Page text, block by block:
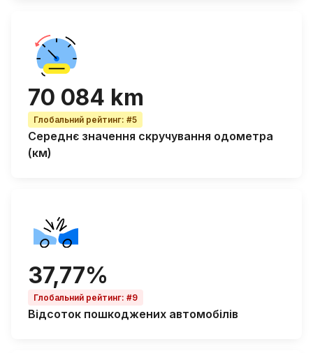
70 084 km
Глобальний рейтинг: #5
Середнє значення скручування одометра
(км)
37,77%
Глобальний рейтинг: #9
Відсоток пошкоджених автомобілів